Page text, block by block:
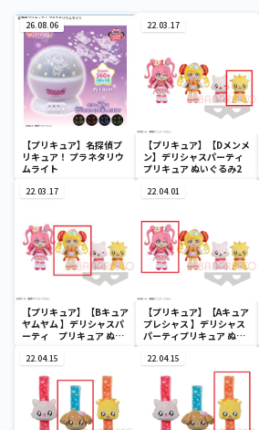
26.08.06
【プリキュア】名探偵プ
リキュア！ プラネタリウ
ムライト
22.03.17
【プリキュア】【Dメンメ
ン】デリシャスパーティ
プリキュア ぬいぐるみ2
22.03.17
【プリキュア】【Bキュア
ヤムヤム 】デリシャスパ
ーティ プリキュア ぬい
22.04.01
【プリキュア】【Aキュア
プレシャス 】デリシャス
パーティプリキュア ぬい
22.04.15 22.04.15